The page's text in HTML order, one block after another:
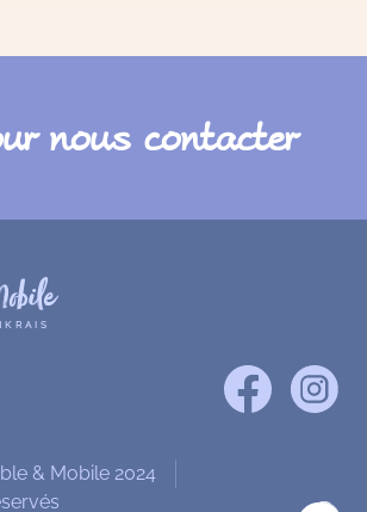
nous contacter
& Mobile 2024